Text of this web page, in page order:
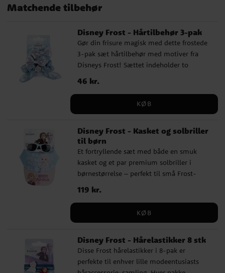
Matchende tilbehør
Disney Frost - Hårtilbehør 3-pak
Gør din frisure magisk med dette frostede
3-pak sæt hårtilbehør med motiver fra
Disneys Frost! Sættet indeholder to
smukke hårspænder med lyseblå sløjfer
med Elsa og Olaf samt en glitrende blå
Pris :46 kr.
46 kr.
KØB
Disney Frost - Kasket og solbriller
til børn
Et fortryllende sæt med både en smuk
kasket og et par premium solbriller i
børnestørrelse – perfekt til små Frost-
fans! Kasketten er dekoreret med elskede
solrige dage. Kasketten har en omkreds på
at den som regel passer til børn i alderen
ca. 4 til 6 år. Solbrillerne er
laboratorietestede og opfylder følgende
Pris :119 kr.
119 kr.
KØB
Disney Frost - Hårelastikker 8 stk
Disse Frost hårelastikker i 8-pak er
perfekte til enhver lille modeentusiasts